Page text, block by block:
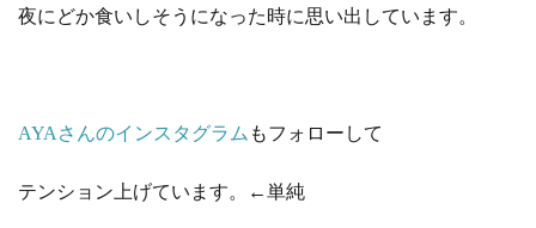
夜にどか食いしそうになった時に思い出しています。
AYAさんのインスタグラム もフォローして
テンション上げています。←単純